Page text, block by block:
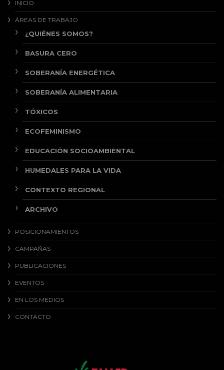
INICIO
ÁREAS DE TRABAJO
¿QUIÉNES SOMOS?
BASURA CERO
SOBERANÍA ENERGÉTICA
SOBERANÍA ALIMENTARIA
TÓXICOS
ECOFEMINISMO
EDUCACIÓN SOCIOAMBIENTAL
HUMEDALES PARA LA VIDA
CONTEXTO REGIONAL
ARCHIVO
POSICIONAMIENTOS
CAMPAÑAS
PUBLICACIONES
EVENTOS
EN LOS MEDIOS
CONTACTO